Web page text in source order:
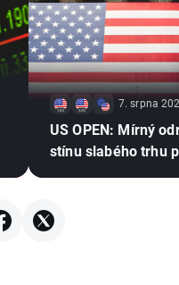
7. srpna
US OPEN: Mírný
stínu slabého trhu